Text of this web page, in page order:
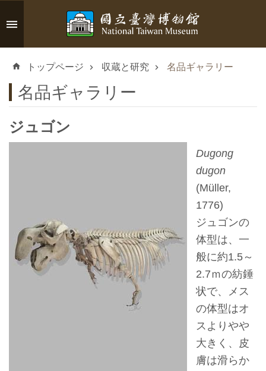
メインのコンテンツブロックにジャンプします
な
索
ー
シ
トップページ 収蔵と研究 名品ギャラリー
名品ギャラリー
ジュゴン
Dugong
dugon
(Müller,
1776)
ジュゴンの
体型は、一
般に約1.5～
2.7ｍの紡錘
状で、メス
の体型はオ
スよりやや
大きく、皮
膚は滑らか